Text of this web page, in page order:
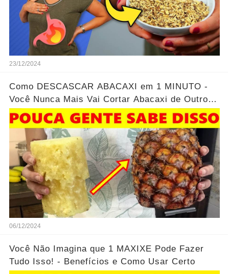
23/12/2024
Como DESCASCAR ABACAXI em 1 MINUTO -
Você Nunca Mais Vai Cortar Abacaxi de Outro
jeito
06/12/2024
Você Não Imagina que 1 MAXIXE Pode Fazer
Tudo Isso! - Benefícios e Como Usar Certo